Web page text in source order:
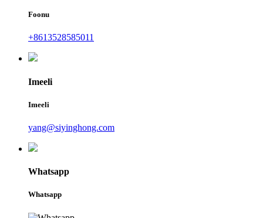
Foonu
+8613528585011
Imeeli
Imeeli
yang@siyinghong.com
Whatsapp
Whatsapp